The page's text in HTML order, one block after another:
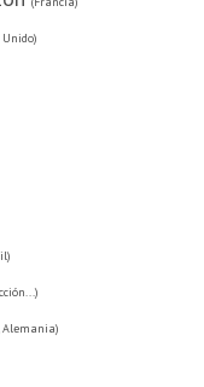
Alemania)